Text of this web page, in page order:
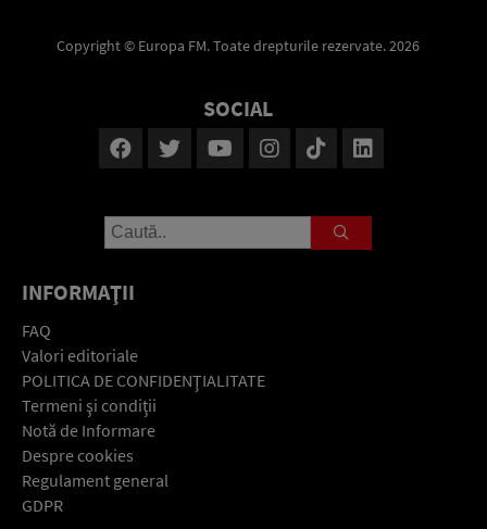
Copyright © Europa FM. Toate drepturile rezervate. 2026
SOCIAL
INFORMAŢII
FAQ
Valori editoriale
POLITICA DE CONFIDENŢIALITATE
Termeni şi condiţii
Notă de Informare
Despre cookies
Regulament general
GDPR